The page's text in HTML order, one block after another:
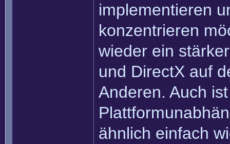
implementieren
konzentrieren
wieder ein
und DirectX auf
Anderen. Auch
ähnlich einfach